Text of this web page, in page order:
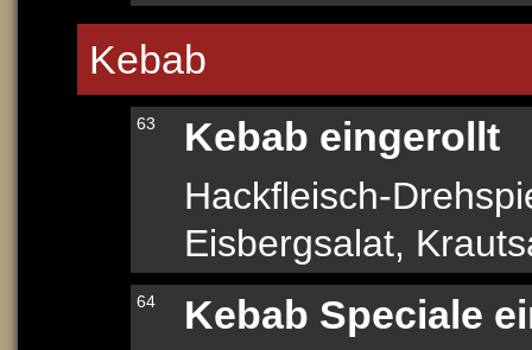
Kebab
63 Kebab eingerollt
Hackfleisch-
Eisbergsalat,
64 Kebab Speciale